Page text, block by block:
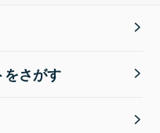
をさがす